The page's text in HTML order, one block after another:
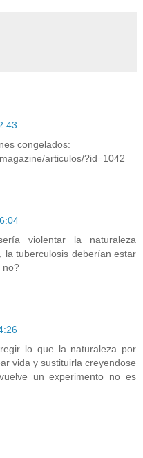
congelados:
articulos/?id=1042
violentar la naturaleza
la tuberculosis deberían estar
no?
lo que la naturaleza por
vida y sustituirla creyendose
un experimento no es